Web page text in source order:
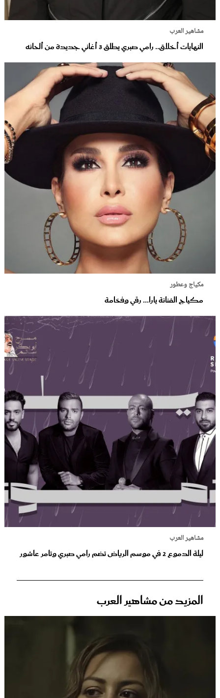
مشاهير العرب
النهايات أخلاق.. رامي صبري يطلق 3 أغاني جديدة من ألحانه
مكياج وعطور
مكياج الفنانة يارا... رقي وفخامة
مشاهير العرب
ليلة الدموع 2 في موسم الرياض تضم رامي صبري وتامر عاشور
المزيد من مشاهير العرب